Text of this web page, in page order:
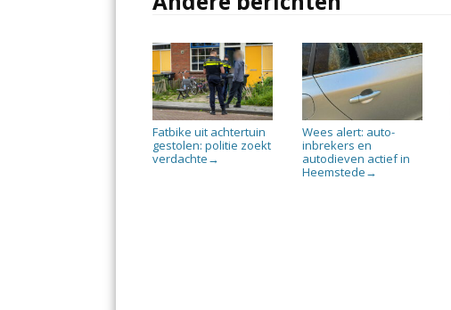
Fatbike uit achtertuin
gestolen: politie zoekt
verdachte →
Wees alert: auto-
inbrekers en
autodieven actief in
Heemstede →